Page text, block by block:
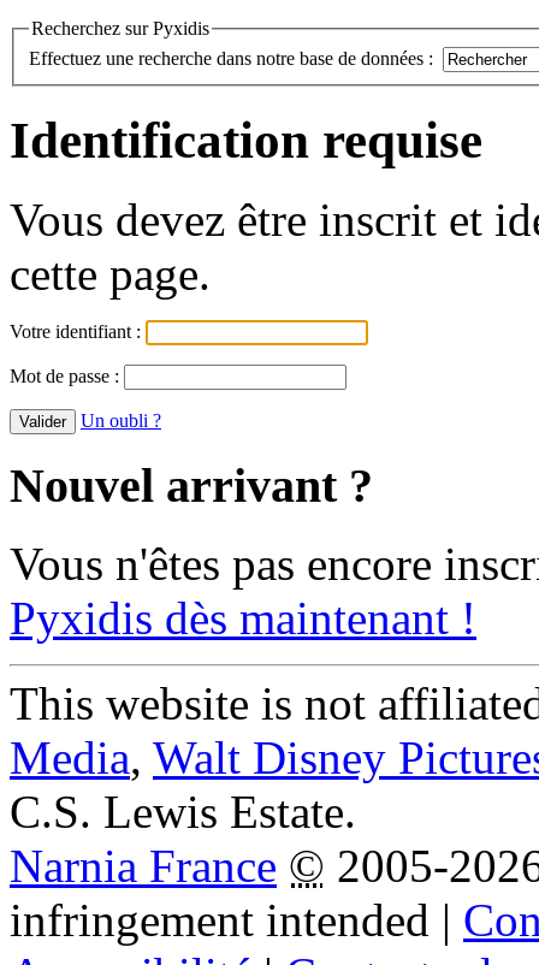
Recherchez sur Pyxidis
Effectuez une recherche dans notre base de données :
Identification requise
Vous devez être inscrit et
cette page.
Votre identifiant :
Mot de passe :
Un oubli ?
Nouvel arrivant ?
Vous n'êtes pas encore
Pyxidis dès maintenant !
This website is not
Media, Walt Disney
C.S. Lewis Estate.
Narnia France © 2005-
infringement intended |